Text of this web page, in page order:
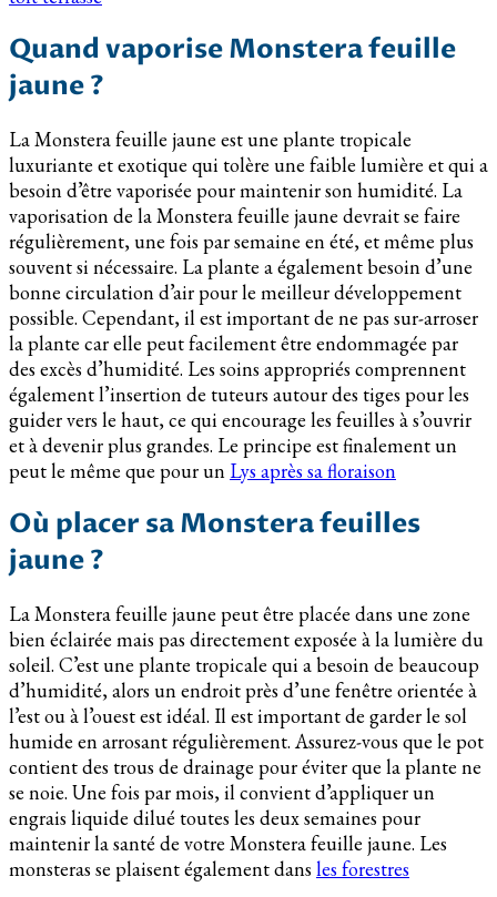
Quand vaporise Monstera feuille
jaune ?
La Monstera feuille jaune est une plante tropicale
luxuriante et exotique qui tolère une faible lumière et qui a
besoin d’être vaporisée pour maintenir son humidité. La
vaporisation de la Monstera feuille jaune devrait se faire
régulièrement, une fois par semaine en été, et même plus
souvent si nécessaire. La plante a également besoin d’une
bonne circulation d’air pour le meilleur développement
possible. Cependant, il est important de ne pas sur-arroser
la plante car elle peut facilement être endommagée par
des excès d’humidité. Les soins appropriés comprennent
également l’insertion de tuteurs autour des tiges pour les
guider vers le haut, ce qui encourage les feuilles à s’ouvrir
et à devenir plus grandes. Le principe est finalement un
peut le même que pour un Lys après sa floraison
Où placer sa Monstera feuilles
jaune ?
La Monstera feuille jaune peut être placée dans une zone
bien éclairée mais pas directement exposée à la lumière du
soleil. C’est une plante tropicale qui a besoin de beaucoup
d’humidité, alors un endroit près d’une fenêtre orientée à
l’est ou à l’ouest est idéal. Il est important de garder le sol
humide en arrosant régulièrement. Assurez-vous que le pot
contient des trous de drainage pour éviter que la plante ne
se noie. Une fois par mois, il convient d’appliquer un
engrais liquide dilué toutes les deux semaines pour
maintenir la santé de votre Monstera feuille jaune. Les
monsteras se plaisent également dans les forestres